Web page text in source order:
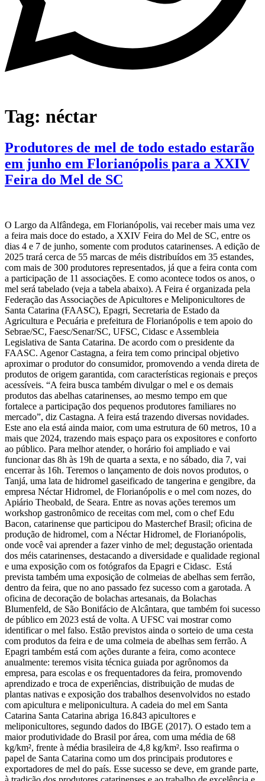
Tag: néctar
Produtores de mel de todo estado estarão
em junho em Florianópolis para a XXIV
Feira do Mel de SC
O Largo da Alfândega, em Florianópolis, vai receber mais uma vez
a feira mais doce do estado, a XXIV Feira do Mel de SC, entre os
dias 4 e 7 de junho, somente com produtos catarinenses. A edição de
2025 trará cerca de 55 marcas de méis distribuídos em 35 estandes,
com mais de 300 produtores representados, já que a feira conta com
a participação de 11 associações. E como acontece todos os anos, o
mel será tabelado (veja a tabela abaixo). A Feira é organizada pela
Federação das Associações de Apicultores e Meliponicultores de
Santa Catarina (FAASC), Epagri, Secretaria de Estado da
Agricultura e Pecuária e prefeitura de Florianópolis e tem apoio do
Sebrae/SC, Faesc/Senar/SC, UFSC, Cidasc e Assembleia
Legislativa de Santa Catarina. De acordo com o presidente da
FAASC. Agenor Castagna, a feira tem como principal objetivo
aproximar o produtor do consumidor, promovendo a venda direta de
produtos de origem garantida, com características regionais e preços
acessíveis. “A feira busca também divulgar o mel e os demais
produtos das abelhas catarinenses, ao mesmo tempo em que
fortalece a participação dos pequenos produtores familiares no
mercado”, diz Castagna. A feira está trazendo diversas novidades.
Este ano ela está ainda maior, com uma estrutura de 60 metros, 10 a
mais que 2024, trazendo mais espaço para os expositores e conforto
ao público. Para melhor atender, o horário foi ampliado e vai
funcionar das 8h às 19h de quarta a sexta, e no sábado, dia 7, vai
encerrar às 16h. Teremos o lançamento de dois novos produtos, o
Tanjá, uma lata de hidromel gaseificado de tangerina e gengibre, da
empresa Néctar Hidromel, de Florianópolis e o mel com nozes, do
Apiário Theobald, de Seara. Entre as novas ações teremos um
workshop gastronômico de receitas com mel, com o chef Edu
Bacon, catarinense que participou do Masterchef Brasil; oficina de
produção de hidromel, com a Néctar Hidromel, de Florianópolis,
onde você vai aprender a fazer vinho de mel; degustação orientada
dos méis catarinenses, destacando a diversidade e qualidade regional
e uma exposição com os fotógrafos da Epagri e Cidasc. Está
prevista também uma exposição de colmeias de abelhas sem ferrão,
dentro da feira, que no ano passado fez sucesso com a garotada. A
oficina de decoração de bolachas artesanais, da Bolachas
Blumenfeld, de São Bonifácio de Alcântara, que também foi sucesso
de público em 2023 está de volta. A UFSC vai mostrar como
identificar o mel falso. Estão previstos ainda o sorteio de uma cesta
com produtos da feira e de uma colmeia de abelhas sem ferrão. A
Epagri também está com ações durante a feira, como acontece
anualmente: teremos visita técnica guiada por agrônomos da
empresa, para escolas e os frequentadores da feira, promovendo
aprendizado e troca de experiências, distribuição de mudas de
plantas nativas e exposição dos trabalhos desenvolvidos no estado
com apicultura e meliponicultura. A cadeia do mel em Santa
Catarina Santa Catarina abriga 16.843 apicultores e
meliponicultores, segundo dados do IBGE (2017). O estado tem a
maior produtividade do Brasil por área, com uma média de 68
kg/km², frente à média brasileira de 4,8 kg/km². Isso reafirma o
papel de Santa Catarina como um dos principais produtores e
exportadores de mel do país. Esse sucesso se deve, em grande parte,